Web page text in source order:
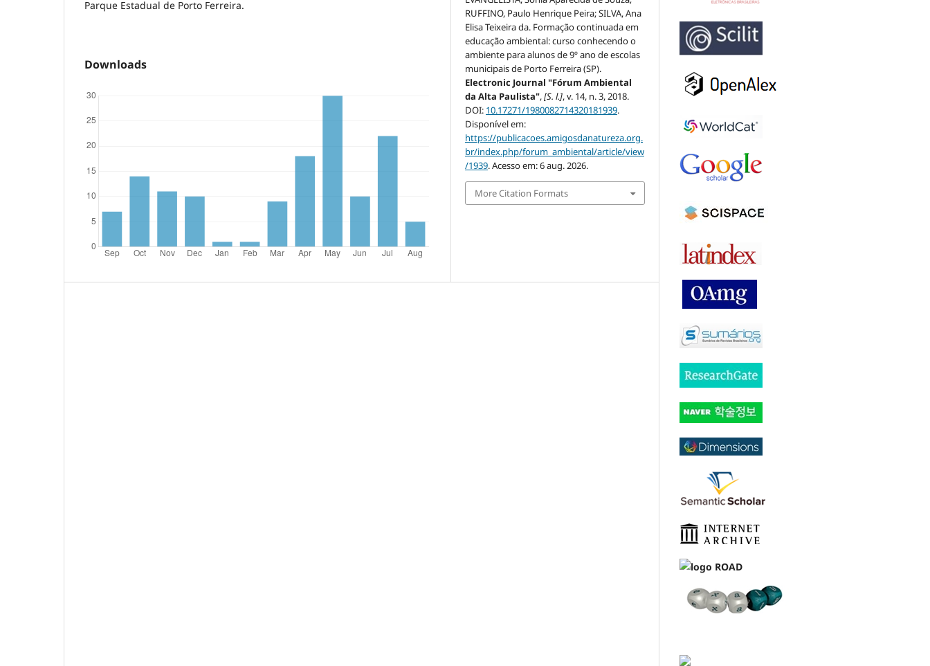
Parque Estadual de Porto Ferreira.
Downloads
RUFFINO, Paulo Henrique Peira; SILVA, Ana
Elisa Teixeira da. Formação continuada em
educação ambiental: curso conhecendo o
ambiente para alunos de 9º ano de escolas
municipais de Porto Ferreira (SP).
Electronic Journal "Fórum Ambiental
da Alta Paulista",[S. l.], v. 14, n. 3, 2018.
DOI: 10.17271/1980082714320181939.
Disponível em:
https://publicacoes.amigosdanatureza.org.
br/index.php/forum_ambiental/article/view
/1939. Acesso em: 6 aug. 2026.
More Citation Formats